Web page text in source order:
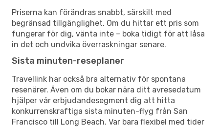
Priserna kan förändras snabbt, särskilt med
begränsad tillgänglighet. Om du hittar ett pris som
fungerar för dig, vänta inte – boka tidigt för att låsa
in det och undvika överraskningar senare.
Sista minuten-reseplaner
Travellink har också bra alternativ för spontana
resenärer. Även om du bokar nära ditt avresedatum
hjälper vår erbjudandesegment dig att hitta
konkurrenskraftiga sista minuten-flyg från San
Francisco till Long Beach. Var bara flexibel med tider